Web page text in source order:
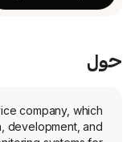
is a medical device
in the design,